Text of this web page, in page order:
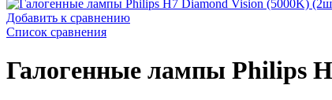
Добавить к сравнению
Список сравнения
Галогенные лампы Philips